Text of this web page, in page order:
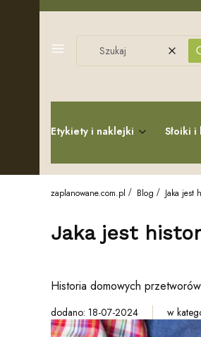
Menu
Etykiety i naklejki Słoiki
zaplanowane.com.pl Blog Jaka jest
Jaka jest
Historia domowych
dodano: 18-07-2024 w